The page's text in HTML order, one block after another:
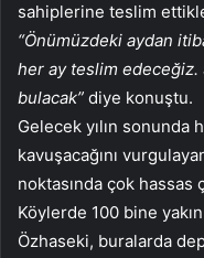
sahiplerine teslim
“Önümüzdeki aydan
her ay teslim edeceğiz.
bulacak” diye konuştu.
Gelecek yılın
kavuşacağını
noktasında çok hassas
Köylerde 100 bine
Özhaseki, buralarda